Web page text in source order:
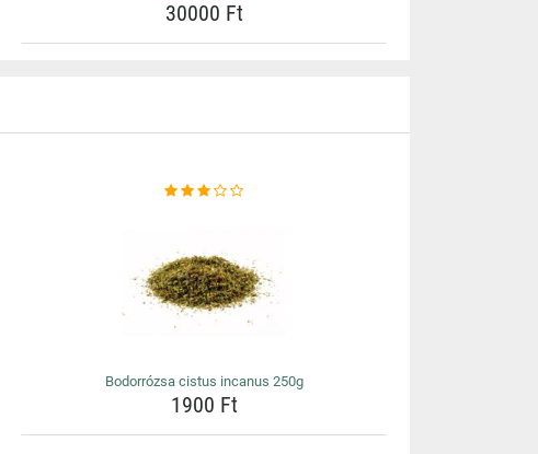
30000 Ft
Bodorrózsa cistus incanus 250g
1900 Ft